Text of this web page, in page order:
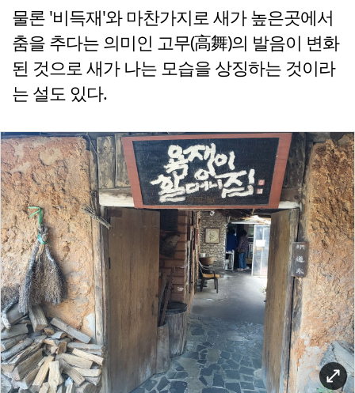
물론 '비득재'와 마찬가지로 새가 높은곳에서
춤을 추다는 의미인 고무(高舞)의 발음이 변화
된 것으로 새가 나는 모습을 상징하는 것이라
는 설도 있다.